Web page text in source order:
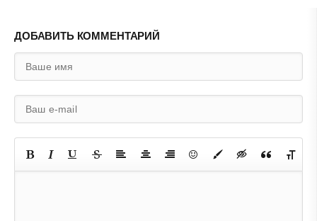
ДОБАВИТЬ КОММЕНТАРИЙ